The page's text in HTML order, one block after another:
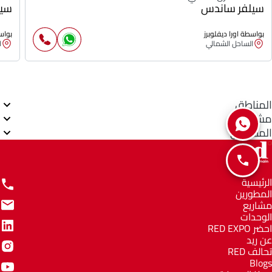
سيلفر ساندس
بواسطة اورا ديفلوبرز
الساحل الشمالي
المناطق
مشاريع
المطورين
الرئيسية
المطورين
مشاريع
الوحدات
احضر RED EXPO
عن ريد
تحالف RED
Blogs